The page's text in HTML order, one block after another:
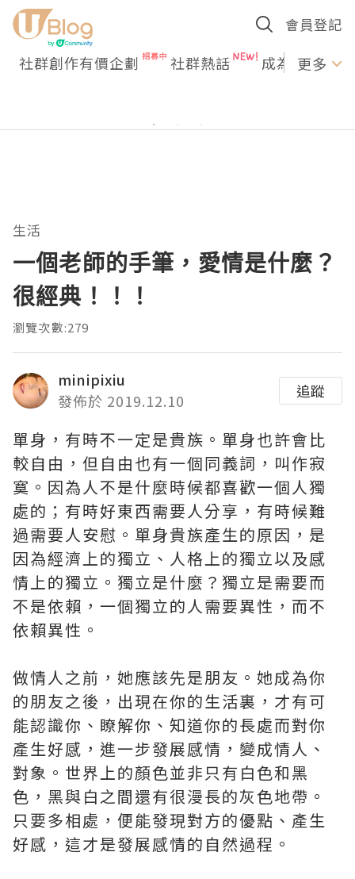
會員登記
社群創作有價企劃 社群熱話 成為U更多
生活
一個老師的手筆，愛情是什麼？
很經典！！！
瀏覽次數:279
minipixiu
發佈於 2019.12.10
追蹤
單身，有時不一定是貴族。單身也許會比
較自由，但自由也有一個同義詞，叫作寂
寞。因為人不是什麼時候都喜歡一個人獨
處的；有時好東西需要人分享，有時候難
過需要人安慰。單身貴族產生的原因，是
因為經濟上的獨立、人格上的獨立以及感
情上的獨立。獨立是什麼？獨立是需要而
不是依賴，一個獨立的人需要異性，而不
依賴異性。
做情人之前，她應該先是朋友。她成為你
的朋友之後，出現在你的生活裏，才有可
能認識你、瞭解你、知道你的長處而對你
產生好感，進一步發展感情，變成情人、
對象。世界上的顏色並非只有白色和黑
色，黑與白之間還有很漫長的灰色地帶。
只要多相處，便能發現對方的優點、產生
好感，這才是發展感情的自然過程。